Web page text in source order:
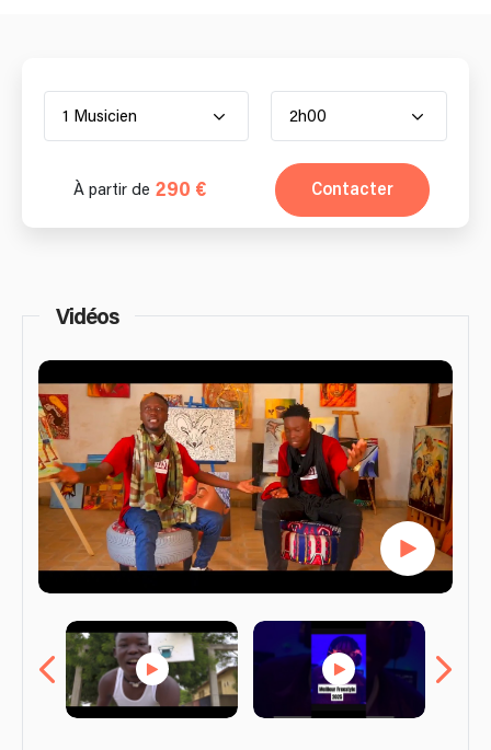
1 Musicien 2h00
À partir de 290 € Contacter
Vidéos